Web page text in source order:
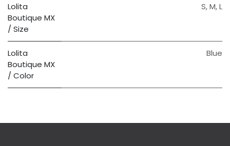
Lolita
Boutique MX
/ Size
S,M,L
Lolita
Boutique MX
/ Color
Blue